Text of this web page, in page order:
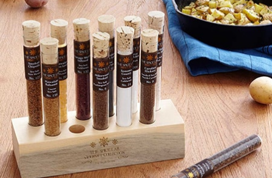
ex. Aenean fringilla lacus ut
egestas venenatis. Mauris quis
bibendum dui. Donec velit dolor,
congue ut turpis ac, consequat
commodo mauris. Pellentesque
ut faucibus odio.